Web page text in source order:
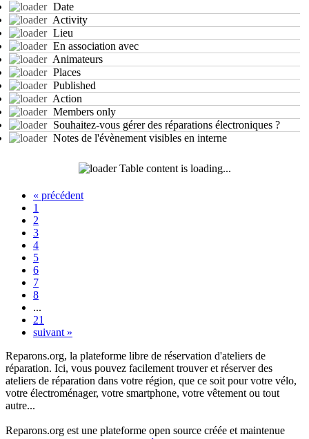
Date
Activity
Lieu
En association avec
Animateurs
Places
Published
Action
Members only
Souhaitez-vous gérer des réparations électroniques ?
Notes de l'évènement visibles en interne
Table content is loading...
« précédent
1
2
3
4
5
6
7
8
...
21
suivant »
Reparons.org, la plateforme libre de réservation d'ateliers de
réparation. Ici, vous pouvez facilement trouver et réserver des
ateliers de réparation dans votre région, que ce soit pour votre vélo,
votre électroménager, votre smartphone, votre vêtement ou tout
autre...
Reparons.org est une plateforme open source créée et maintenue